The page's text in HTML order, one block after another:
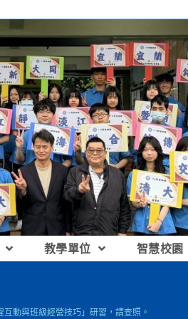
教學單位 智慧校園
動與班級經營技巧」研習，請查照。